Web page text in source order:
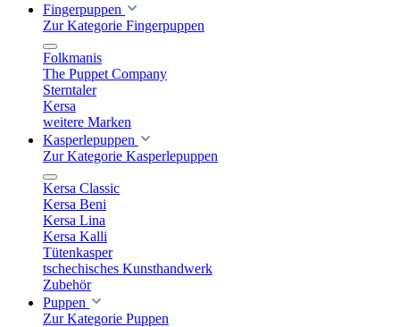
Fingerpuppen
Zur Kategorie Fingerpuppen
Folkmanis
The Puppet Company
Sterntaler
Kersa
weitere Marken
Kasperlepuppen
Zur Kategorie Kasperlepuppen
Kersa Classic
Kersa Beni
Kersa Lina
Kersa Kalli
Tütenkasper
tschechisches Kunsthandwerk
Zubehör
Puppen
Zur Kategorie Puppen